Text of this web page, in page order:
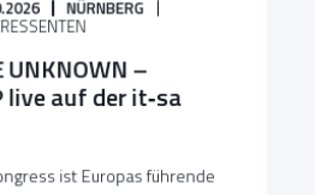
NÜRNBERG
UNKNOWN –
live auf der it‑sa
ist Europas führende